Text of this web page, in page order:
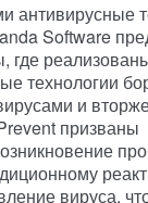
антивирусные
Software
где
технологии
и
призваны
вируса,